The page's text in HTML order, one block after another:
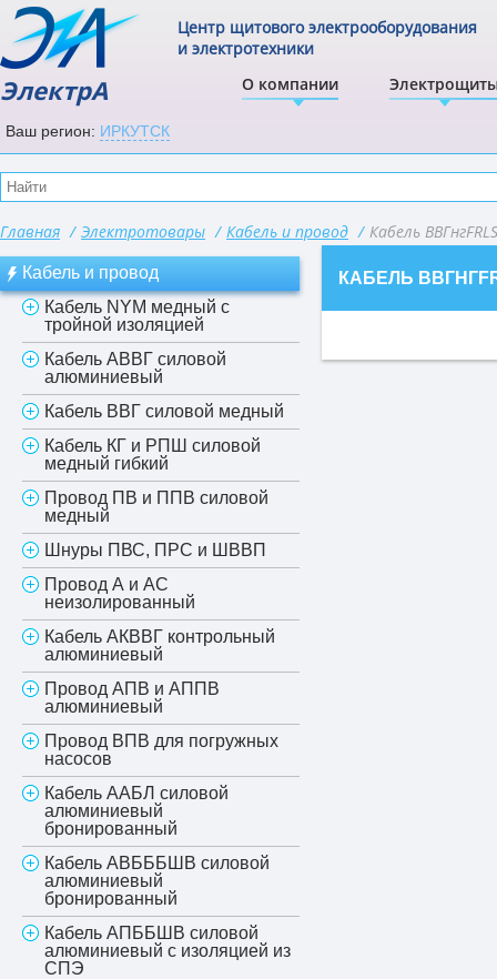
ЭлектрА О компании
Центр щитового электрооборудования
и электротехники
Ваш регион: ИРКУТСК
Главная / Электротовары / Кабель и провод / Кабель
Кабель и провод
Кабель NYM медный с
тройной изоляцией
Кабель АВВГ силовой
алюминиевый
Кабель ВВГ силовой медный
Кабель КГ и РПШ силовой
медный гибкий
Провод ПВ и ППВ силовой
медный
Шнуры ПВС, ПРС и ШВВП
Провод А и АС
неизолированный
Кабель АКВВГ контрольный
алюминиевый
Провод АПВ и АППВ
алюминиевый
Провод ВПВ для погружных
насосов
Кабель ААБЛ силовой
алюминиевый
бронированный
Кабель АВБББШВ силовой
алюминиевый
бронированный
Кабель АПББШВ силовой
алюминиевый с изоляцией из
СПЭ
КАБЕЛЬ